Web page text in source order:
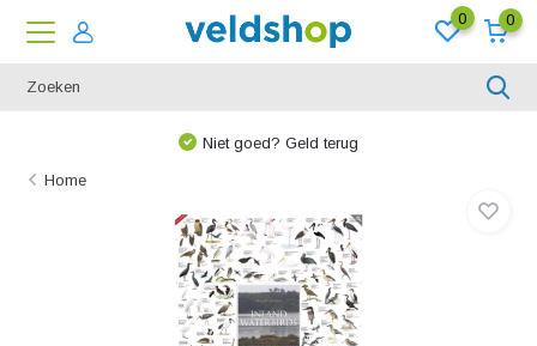
0 0
Niet goed? Geld terug
Home